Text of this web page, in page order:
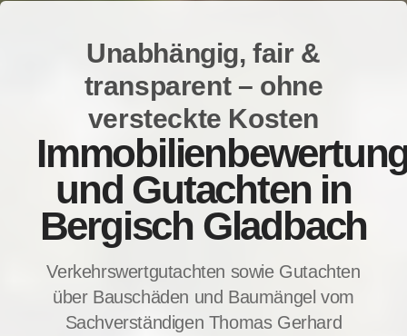
Unabhängig, fair &
transparent – ohne
versteckte Kosten
und Gutachten in
Bergisch Gladbach
Verkehrswertgutachten sowie Gutachten
über Bauschäden und Baumängel vom
Sachverständigen Thomas Gerhard